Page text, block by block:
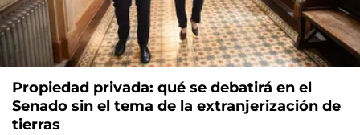
Propiedad privada: qué se debatirá en el
Senado sin el tema de la extranjerización de
tierras